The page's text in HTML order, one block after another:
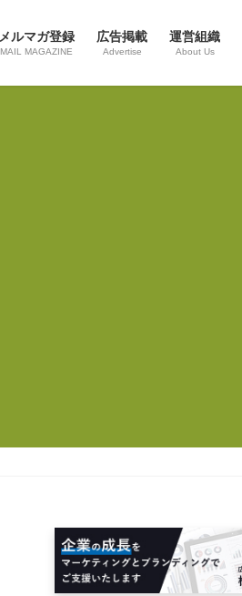
メルマガ登録
MAIL MAGAZINE
広告掲載
Advertise
運営組織
About Us